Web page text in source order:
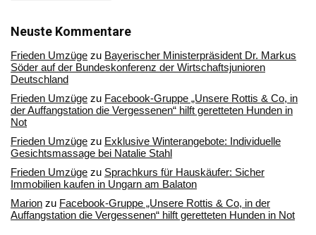
Archiv
Neuste Kommentare
Frieden Umzüge zu Bayerischer Ministerpräsident Dr. Markus
Söder auf der Bundeskonferenz der Wirtschaftsjunioren
Deutschland
Frieden Umzüge zu Facebook-Gruppe „Unsere Rottis & Co, in
der Auffangstation die Vergessenen“ hilft geretteten Hunden in
Not
Frieden Umzüge zu Exklusive Winterangebote: Individuelle
Gesichtsmassage bei Natalie Stahl
Frieden Umzüge zu Sprachkurs für Hauskäufer: Sicher
Immobilien kaufen in Ungarn am Balaton
Marion zu Facebook-Gruppe „Unsere Rottis & Co, in der
Auffangstation die Vergessenen“ hilft geretteten Hunden in Not